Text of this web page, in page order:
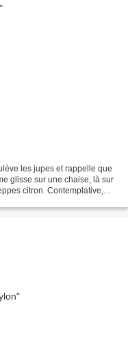
les jupes et rappelle que
glisse sur une chaise, là sur
citron. Contemplative,